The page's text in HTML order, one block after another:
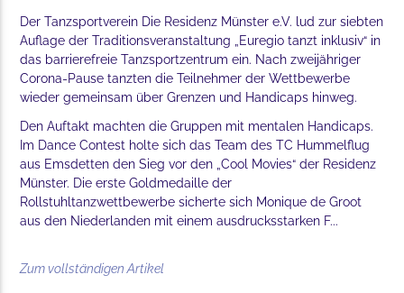
Der Tanzsportverein Die Residenz Münster e.V. lud zur siebten
Auflage der Traditionsveranstaltung „Euregio tanzt inklusiv“ in
das barrierefreie Tanzsportzentrum ein. Nach zweijähriger
Corona-Pause tanzten die Teilnehmer der Wettbewerbe
wieder gemeinsam über Grenzen und Handicaps hinweg.
Den Auftakt machten die Gruppen mit mentalen Handicaps.
Im Dance Contest holte sich das Team des TC Hummelflug
aus Emsdetten den Sieg vor den „Cool Movies“ der Residenz
Münster. Die erste Goldmedaille der
Rollstuhltanzwettbewerbe sicherte sich Monique de Groot
aus den Niederlanden mit einem ausdrucksstarken F...
Zum vollständigen Artikel